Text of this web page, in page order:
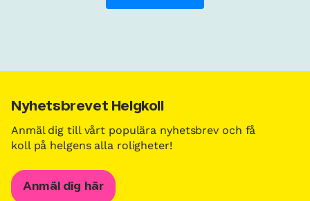
Nyhetsbrevet Helgkoll
Anmäl dig till vårt populära nyhetsbrev och få
koll på helgens alla roligheter!
Anmäl dig här